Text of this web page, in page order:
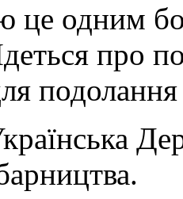
це одним
про
подолання